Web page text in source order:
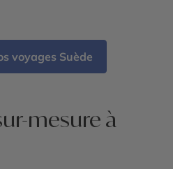
voyages Suède
mesure à